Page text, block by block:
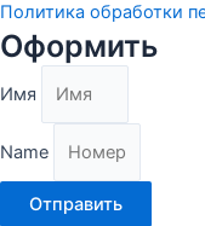
Политика обработки
Оформить
Имя
Name
Отправить